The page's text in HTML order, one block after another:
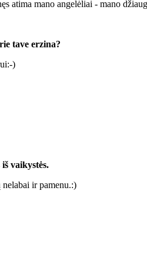
atima mano angelėliai - mano
tave erzina?
)
vaikystės.
ir pamenu.:)